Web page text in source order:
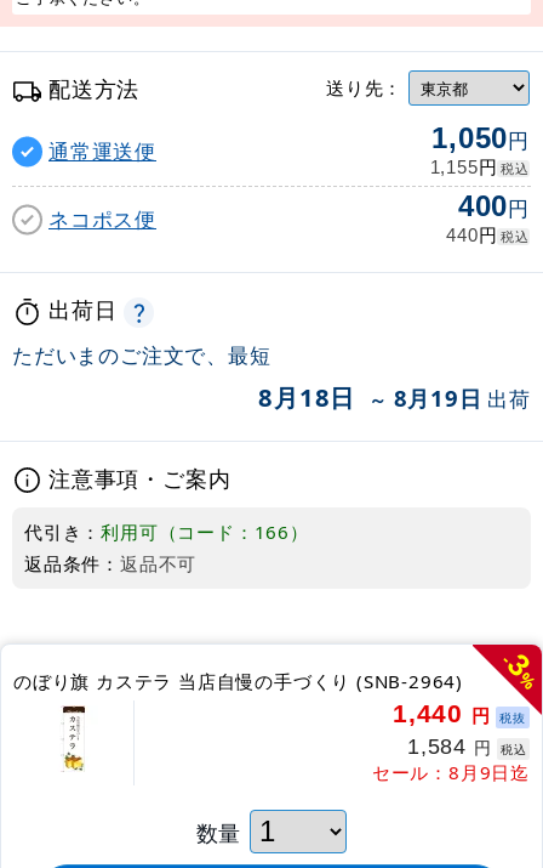
配送方法 送り先：
通常運送便 1,050円
1,155円 税込
ネコポス便 400円
440円 税込
出荷日
ただいまのご注文で、最短
8月18日 ～ 8月19日 出荷
注意事項・ご案内
代引き：利用可（コード：166）
返品条件： 返品不可
-
3
%
のぼり旗 カステラ 当店自慢の手づくり (SNB-2964)
1,440 円 税抜
1,584 円 税込
セール：8月9日迄
数量